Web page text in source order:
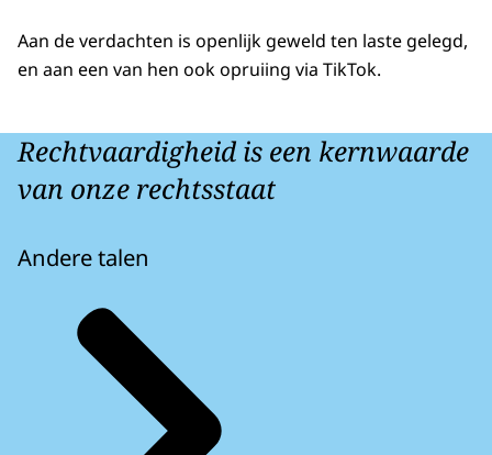
Aan de verdachten is openlijk geweld ten laste gelegd,
en aan een van hen ook opruiing via TikTok.
Rechtvaardigheid is een kernwaarde
van onze rechtsstaat
Andere talen